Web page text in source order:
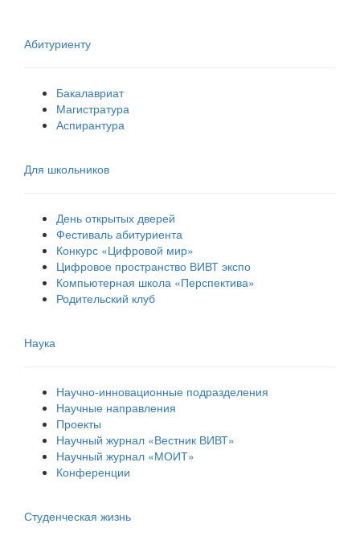
Абитуриенту
Бакалавриат
Магистратура
Аспирантура
Для школьников
День открытых дверей
Фестиваль абитуриента
Конкурс «Цифровой мир»
Цифровое пространство ВИВТ экспо
Компьютерная школа «Перспектива»
Родительский клуб
Наука
Научно-инновационные подразделения
Научные направления
Проекты
Научный журнал «Вестник ВИВТ»
Научный журнал «МОИТ»
Конференции
Студенческая жизнь